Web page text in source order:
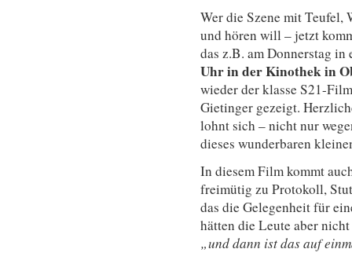
Wer die Szene mit Teufel,
und hören will – jetzt
das z.B. am Donnerstag
Uhr in der Kinothek in
wieder der klasse S21-
Gietinger gezeigt.
lohnt sich – nicht nur
dieses wunderbaren
In diesem Film kommt
freimütig zu Protokoll,
das die Gelegenheit für
hätten die Leute aber
„und dann ist das auf